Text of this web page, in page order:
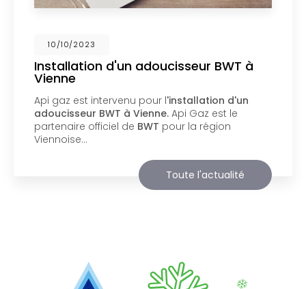
02/10/2023
Nouveau support de communication
web
Api Gaz à Viennevous présente son nouveau
support de communication web réalisé par la
sociétéBIIM COM . Vous souhaitant une
agréable visite, si vous avez besoin…
Toute l'actualité